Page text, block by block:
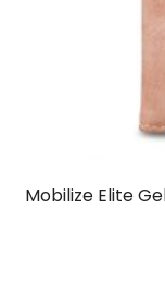
Mobilize Elite